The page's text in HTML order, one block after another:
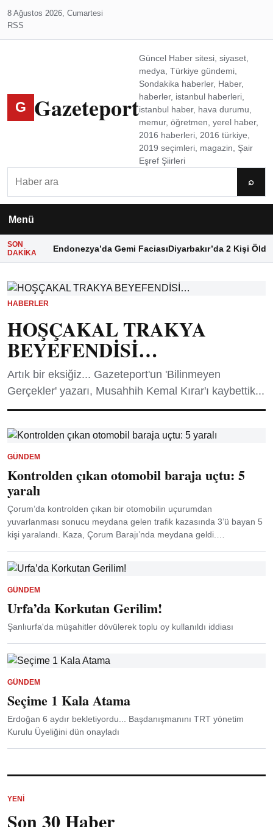
8 Ağustos 2026, Cumartesi
RSS
G Gazeteport
Güncel Haber sitesi, siyaset,
medya, Türkiye gündemi,
Sondakika haberler, Haber,
haberler, istanbul haberleri,
istanbul haber, hava durumu,
memur, öğretmen, yerel haber,
2016 haberleri, 2016 türkiye,
2019 seçimleri, magazin, Şair
Eşref Şiirleri
⌕
Menü
SON
DAKIKA
Endonezya’da Gemi FaciasıDiyarbakır’da 2 Kişi Öldü
HABERLER
HOŞÇAKAL TRAKYA
BEYEFENDİSİ…
Artık bir eksiğiz... Gazeteport'un 'Bilinmeyen
Gerçekler' yazarı, Musahhih Kemal Kırar'ı kaybettik...
GÜNDEM
Kontrolden çıkan otomobil baraja uçtu: 5
yaralı
Çorum’da kontrolden çıkan bir otomobilin uçurumdan
yuvarlanması sonucu meydana gelen trafik kazasında 3’ü bayan 5
kişi yaralandı. Kaza, Çorum Barajı’nda meydana geldi.…
GÜNDEM
Urfa’da Korkutan Gerilim!
Şanlıurfa'da müşahitler dövülerek toplu oy kullanıldı iddiası
GÜNDEM
Seçime 1 Kala Atama
Erdoğan 6 aydır bekletiyordu... Başdanışmanını TRT yönetim
Kurulu Üyeliğini dün onayladı
YENI
Son 30 Haber